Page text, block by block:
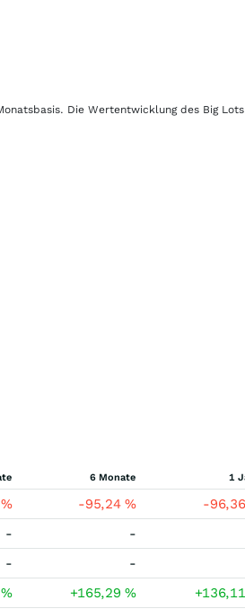
Die Wertentwicklung des Big Lots
6 Monate 1
% -95,24% -
- -
- -
% +165,29%